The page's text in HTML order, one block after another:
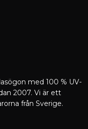
med 100 % UV-
2007. Vi är ett
från Sverige.